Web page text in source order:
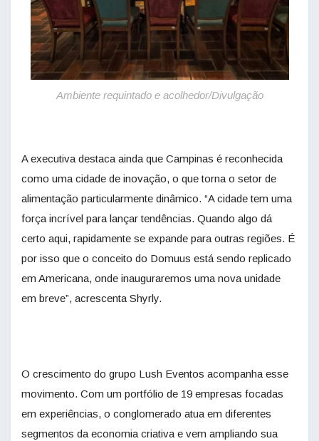
Ambiente requintado e acolhedor/Divulgação
A executiva destaca ainda que Campinas é reconhecida
como uma cidade de inovação, o que torna o setor de
alimentação particularmente dinâmico. “A cidade tem uma
força incrível para lançar tendências. Quando algo dá
certo aqui, rapidamente se expande para outras regiões. É
por isso que o conceito do Domuus está sendo replicado
em Americana, onde inauguraremos uma nova unidade
em breve”, acrescenta Shyrly.
O crescimento do grupo Lush Eventos acompanha esse
movimento. Com um portfólio de 19 empresas focadas
em experiências, o conglomerado atua em diferentes
segmentos da economia criativa e vem ampliando sua